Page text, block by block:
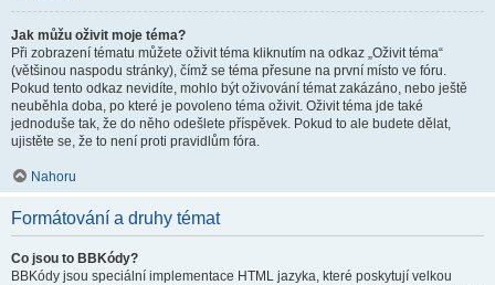
Jak můžu oživit moje téma?
Při zobrazení tématu můžete oživit téma kliknutím na odkaz „Oživit téma“
(většinou naspodu stránky), čímž se téma přesune na první místo ve fóru.
Pokud tento odkaz nevidíte, mohlo být oživování témat zakázáno, nebo ještě
neuběhla doba, po které je povoleno téma oživit. Oživit téma jde také
jednoduše tak, že do něho odešlete příspěvek. Pokud to ale budete dělat,
ujistěte se, že to není proti pravidlům fóra.
Nahoru
Formátování a druhy témat
Co jsou to BBKódy?
BBKódy jsou speciální implementace HTML jazyka, které poskytují velkou